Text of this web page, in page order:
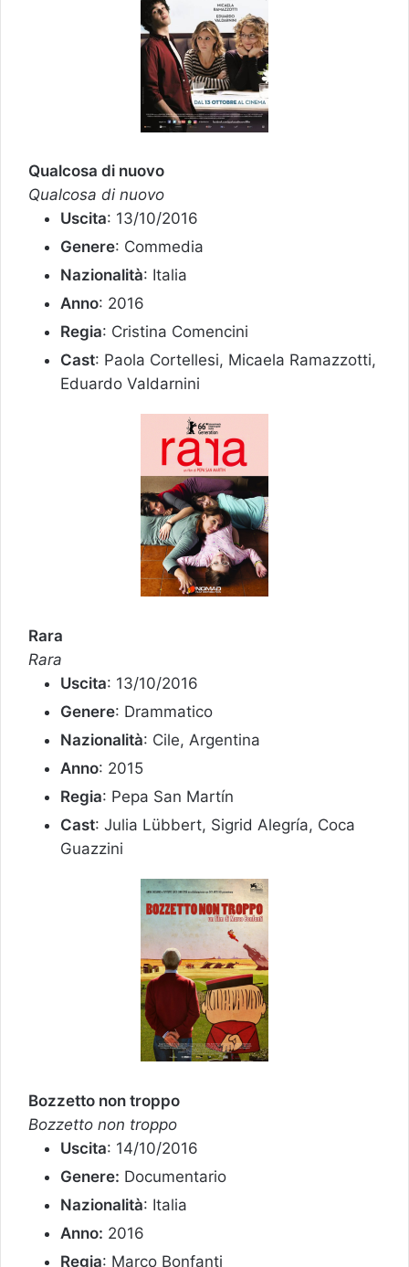
Qualcosa di nuovo
Qualcosa di nuovo
Uscita: 13/10/2016
Genere: Commedia
Nazionalità: Italia
Anno: 2016
Regia: Cristina Comencini
Cast: Paola Cortellesi, Micaela Ramazzotti,
Eduardo Valdarnini
Rara
Rara
Uscita: 13/10/2016
Genere: Drammatico
Nazionalità: Cile, Argentina
Anno: 2015
Regia: Pepa San Martín
Cast: Julia Lübbert, Sigrid Alegría, Coca
Guazzini
Bozzetto non troppo
Bozzetto non troppo
Uscita: 14/10/2016
Genere: Documentario
Nazionalità: Italia
Anno: 2016
Regia: Marco Bonfanti